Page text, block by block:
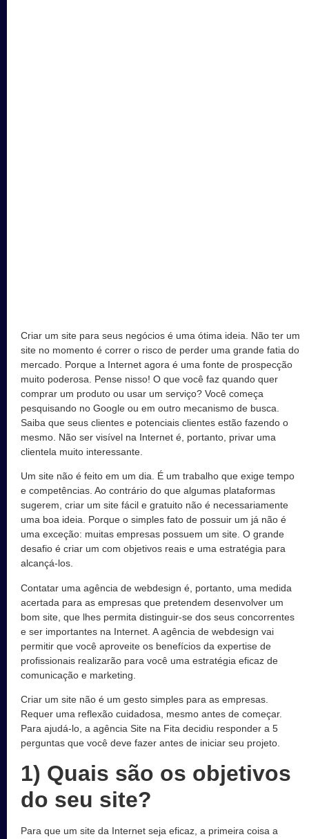
Criar um site para seus negócios é uma ótima ideia. Não ter um
site no momento é correr o risco de perder uma grande fatia do
mercado. Porque a Internet agora é uma fonte de prospecção
muito poderosa. Pense nisso! O que você faz quando quer
comprar um produto ou usar um serviço? Você começa
pesquisando no Google ou em outro mecanismo de busca.
Saiba que seus clientes e potenciais clientes estão fazendo o
mesmo. Não ser visível na Internet é, portanto, privar uma
clientela muito interessante.
Um site não é feito em um dia. É um trabalho que exige tempo
e competências. Ao contrário do que algumas plataformas
sugerem, criar um site fácil e gratuito não é necessariamente
uma boa ideia. Porque o simples fato de possuir um já não é
uma exceção: muitas empresas possuem um site. O grande
desafio é criar um com objetivos reais e uma estratégia para
alcançá-los.
Contatar uma agência de webdesign é, portanto, uma medida
acertada para as empresas que pretendem desenvolver um
bom site, que lhes permita distinguir-se dos seus concorrentes
e ser importantes na Internet. A agência de webdesign vai
permitir que você aproveite os benefícios da expertise de
profissionais realizarão para você uma estratégia eficaz de
comunicação e marketing.
Criar um site não é um gesto simples para as empresas.
Requer uma reflexão cuidadosa, mesmo antes de começar.
Para ajudá-lo, a agência Site na Fita decidiu responder a 5
perguntas que você deve fazer antes de iniciar seu projeto.
1) Quais são os objetivos
do seu site?
Para que um site da Internet seja eficaz, a primeira coisa a